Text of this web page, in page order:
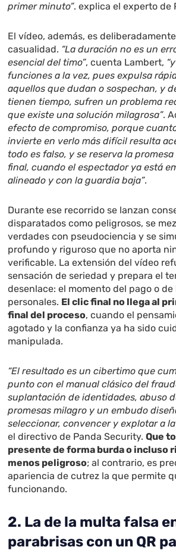
primer minuto”. explica el experto de
El vídeo, además, es
casualidad. “La duración no es un
esencial del timo”, cuenta Lambert,
funciones a la vez, pues expulsa
aquellos que dudan o sospechan, y
tienen tiempo, sufren un problema
que existe una solución milagrosa”.
efecto de compromiso, porque
invierte en verlo más difícil resulta
todo es falso, y se reserva la
final, cuando el espectador ya está
alineado y con la guardia baja”.
Durante ese recorrido se lanzan
disparatados como peligrosos, se
verdades con pseudociencia y se
profundo y riguroso que no aporta
verificable. La extensión del vídeo
sensación de seriedad y prepara el
desenlace: el momento del pago o
personales. El clic final no llega al
final del proceso, cuando el
agotado y la confianza ya ha sido
manipulada.
“El resultado es un cibertimo que
punto con el manual clásico del
suplantación de identidades, abuso
promesas milagro y un embudo
seleccionar, convencer y explotar a
el directivo de Panda Security.Que
presente de forma burda o incluso
menos peligroso; al contrario, es
apariencia de cutrez la que permite
funcionando.
2. La de la multa falsa
parabrisas con un QR